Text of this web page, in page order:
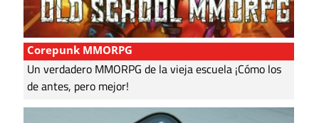
Corepunk MMORPG
Un verdadero MMORPG de la vieja escuela ¡Cómo los
de antes, pero mejor!